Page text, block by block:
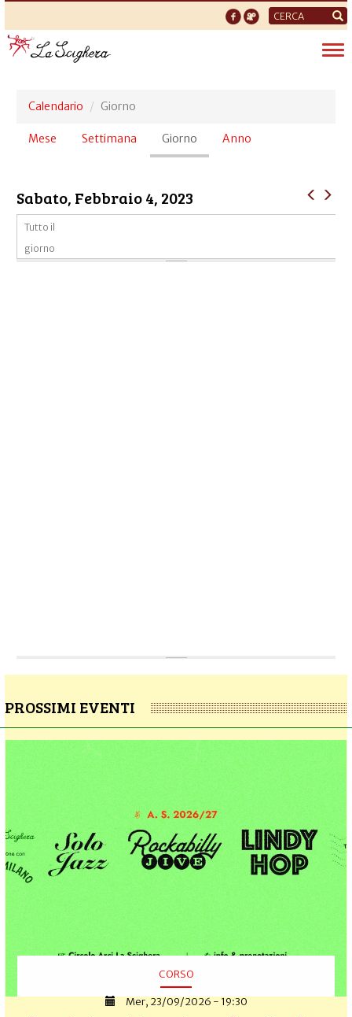
Form
di
ricerca
Calendario Giorno
Schede
Mese Settimana Giorno (scheda
attiva)
Anno
Sabato, Febbraio 4, 2023
Tutto il
giorno
PROSSIMI EVENTI
CORSO
Mer, 23/09/2026 - 19:30